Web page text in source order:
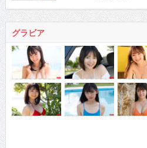
グラビア